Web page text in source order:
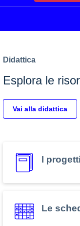
Didattica
Esplora le
Vai alla didattica
I
Le